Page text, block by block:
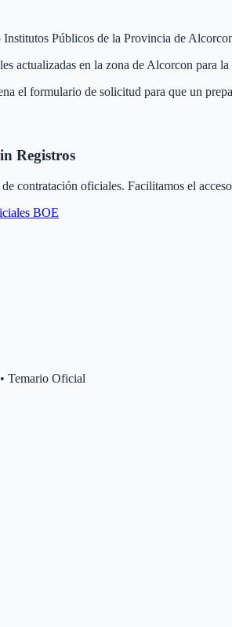
Públicos de la Provincia de
actualizadas en la zona de Alcorcon para
el formulario de solicitud para que un
Registros
de contratación oficiales. Facilitamos el
BOE
Temario Oficial